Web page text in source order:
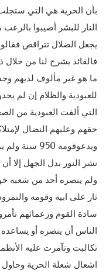
بأن الحرية هي التي
النار للبشر أصيبوا
يجعل الضلال تتراقص
فالقائد يشرح لنا من
ما هو غير مألوف لديهم
للعبودية والظلام إن لم
التي ألفت العبودية من
حقهم وعليهم النضال
ويدعوقومه
نشر النور بدل الجهل إلا
ولم ينصره أحد من شعبه
ثار على ابيه وقومه
سادة القوم وزعمائهم
الناس أن ينصره أو
تكالبت وتآمرت عليه
اشعال شعلة الحرية